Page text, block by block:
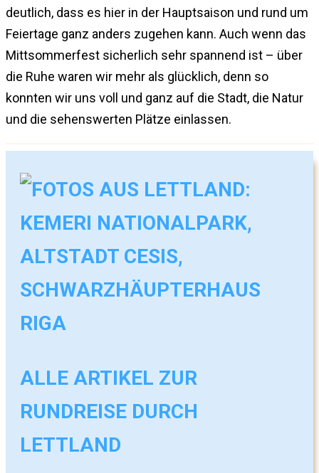
deutlich, dass es hier in der Hauptsaison und rund um
Feiertage ganz anders zugehen kann. Auch wenn das
Mittsommerfest sicherlich sehr spannend ist – über
die Ruhe waren wir mehr als glücklich, denn so
konnten wir uns voll und ganz auf die Stadt, die Natur
und die sehenswerten Plätze einlassen.
ALLE ARTIKEL ZUR
RUNDREISE DURCH
LETTLAND